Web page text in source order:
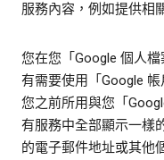
服務內容，例如提供相
您在您「Google 個人
有需要使用「Google
您之前所用與您「
有服務中全部顯示一樣
的電子郵件地址或其他